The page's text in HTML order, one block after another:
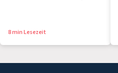
8 min Lesezeit